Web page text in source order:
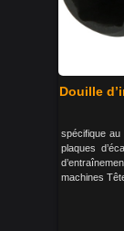
Douille
spécifique
plaques
machines